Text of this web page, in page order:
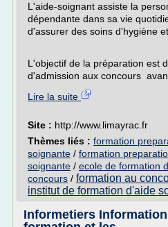
L'aide-soignant assiste la
dépendante dans sa vie
d'assurer des soins d'hygiène
L'objectif de la préparation est
d'admission aux concours
Lire la suite
Site : http://www.limayrac.fr
Thèmes liés : formation
soignante / formation
soignante / ecole de formation
concours / formation au
institut de formation d'aide
Informetiers